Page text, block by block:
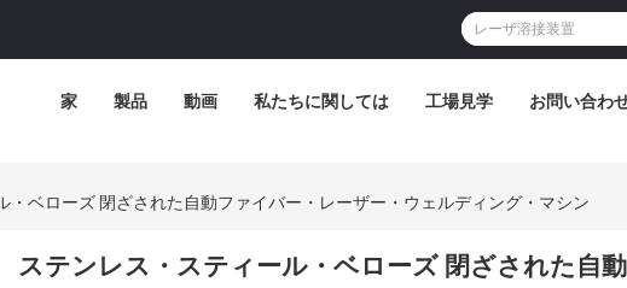
家 製品 動画 私たちに関しては 工場見学 お問い合わ
・ベローズ 閉ざされた自動ファイバー・レーザー・ウェルディング・マシン
ステンレス・スティール・ベローズ 閉ざされた自